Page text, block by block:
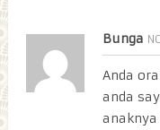
Bunga
Anda
anda